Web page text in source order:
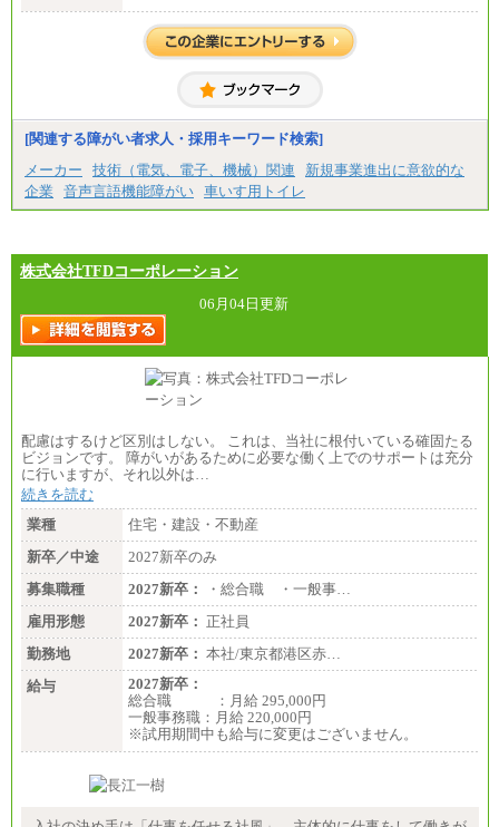
大学卒 月給21万4000円
短大卒 月給19万円
全職種共通
月給：200,000 円～430,000 円（基本給）
※試用期間中の給与に変更はございません。
【想定年収】
400～900 万円
※上記年収は目安であり、経験・スキル等を考慮の
上、同社規定により決定します。
※上記年収は残業代、管理職の場合は手当を含みま
600 万円（30 歳/扶養 2 人/入社 8 年目）
750 万円（35 歳/扶養家族 3 名/係長級）
[関連する障がい者求人・採用キーワード検索]
メーカー
技術（電気、電子、機械）関連
新規事業進出に意欲的な
企業
音声言語機能障がい 車いす用トイレ
株式会社TFDコーポレーション
06月04日更新
配慮はするけど区別はしない。 これは、当社に根付いている確固たる
ビジョンです。 障がいがあるために必要な働く上でのサポートは充分
に行いますが、それ以外は…
続きを読む
業種
住宅・建設・不動産
新卒／中途
2027新卒のみ
募集職種
2027新卒：
・総合職 ・一般事…
雇用形態
2027新卒： 正社員
勤務地
2027新卒： 本社/東京都港区赤…
給与
2027新卒：
総合職 ：月給 295,000円
一般事務職：月給 220,000円
※試用期間中も給与に変更はございません。